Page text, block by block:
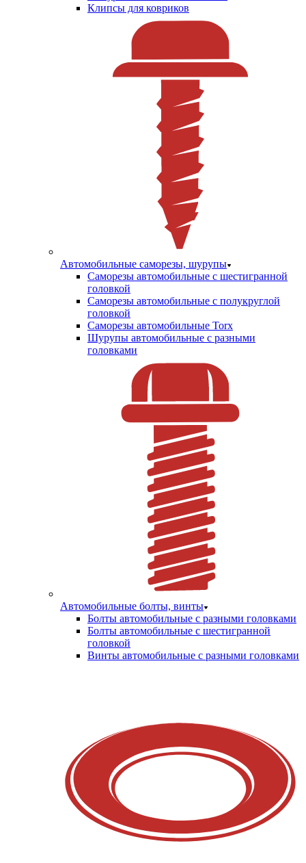
Клипсы для ковриков
Автомобильные саморезы, шурупы
Саморезы автомобильные с шестигранной
головкой
Саморезы автомобильные с полукруглой
головкой
Саморезы автомобильные Torx
Шурупы автомобильные с разными
головками
Автомобильные болты, винты
Болты автомобильные с разными головками
Болты автомобильные с шестигранной
головкой
Винты автомобильные с разными головками